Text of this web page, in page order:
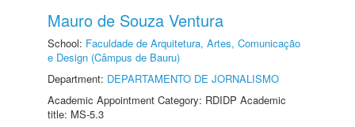
Mauro de Souza Ventura
School: Faculdade de Arquitetura, Artes, Comunicação
e Design (Câmpus de Bauru)
Department: DEPARTAMENTO DE JORNALISMO
Academic Appointment Category: RDIDP Academic
title: MS-5.3